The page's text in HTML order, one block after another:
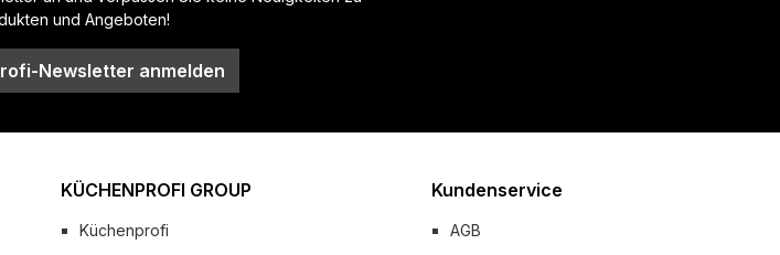
und Angeboten!
Newsletter anmelden
KÜCHENPROFI GROUP
Küchenprofi
Kundenservice
AGB